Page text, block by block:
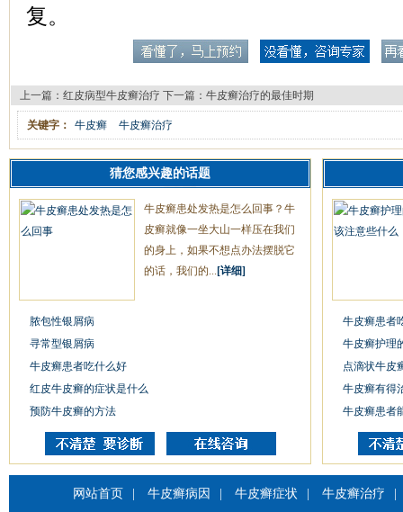
复。
上一篇： 红皮病型牛皮癣治疗 下一篇： 牛皮癣治疗的最佳时期
关键字： 牛皮癣 牛皮癣治疗
猜您感兴趣的话题
牛皮癣患处发热是怎么回事？牛
皮癣就像一坐大山一样压在我们
的身上，如果不想点办法摆脱它
的话，我们的... [详细]
脓包性银屑病
寻常型银屑病
牛皮癣患者吃什么好
红皮牛皮癣的症状是什么
预防牛皮癣的方法
牛皮癣患者
牛皮癣护理
点滴状牛皮
牛皮癣有得
牛皮癣患者
网站首页 牛皮癣病因 牛皮癣症状 牛皮癣治疗